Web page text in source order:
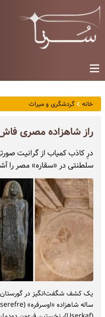
خانه گردشگری و میراث
راز شاهزاده مصری
درِ کاذب کمیاب از گرانیت
سلطنتی در «سقاره» مصر را